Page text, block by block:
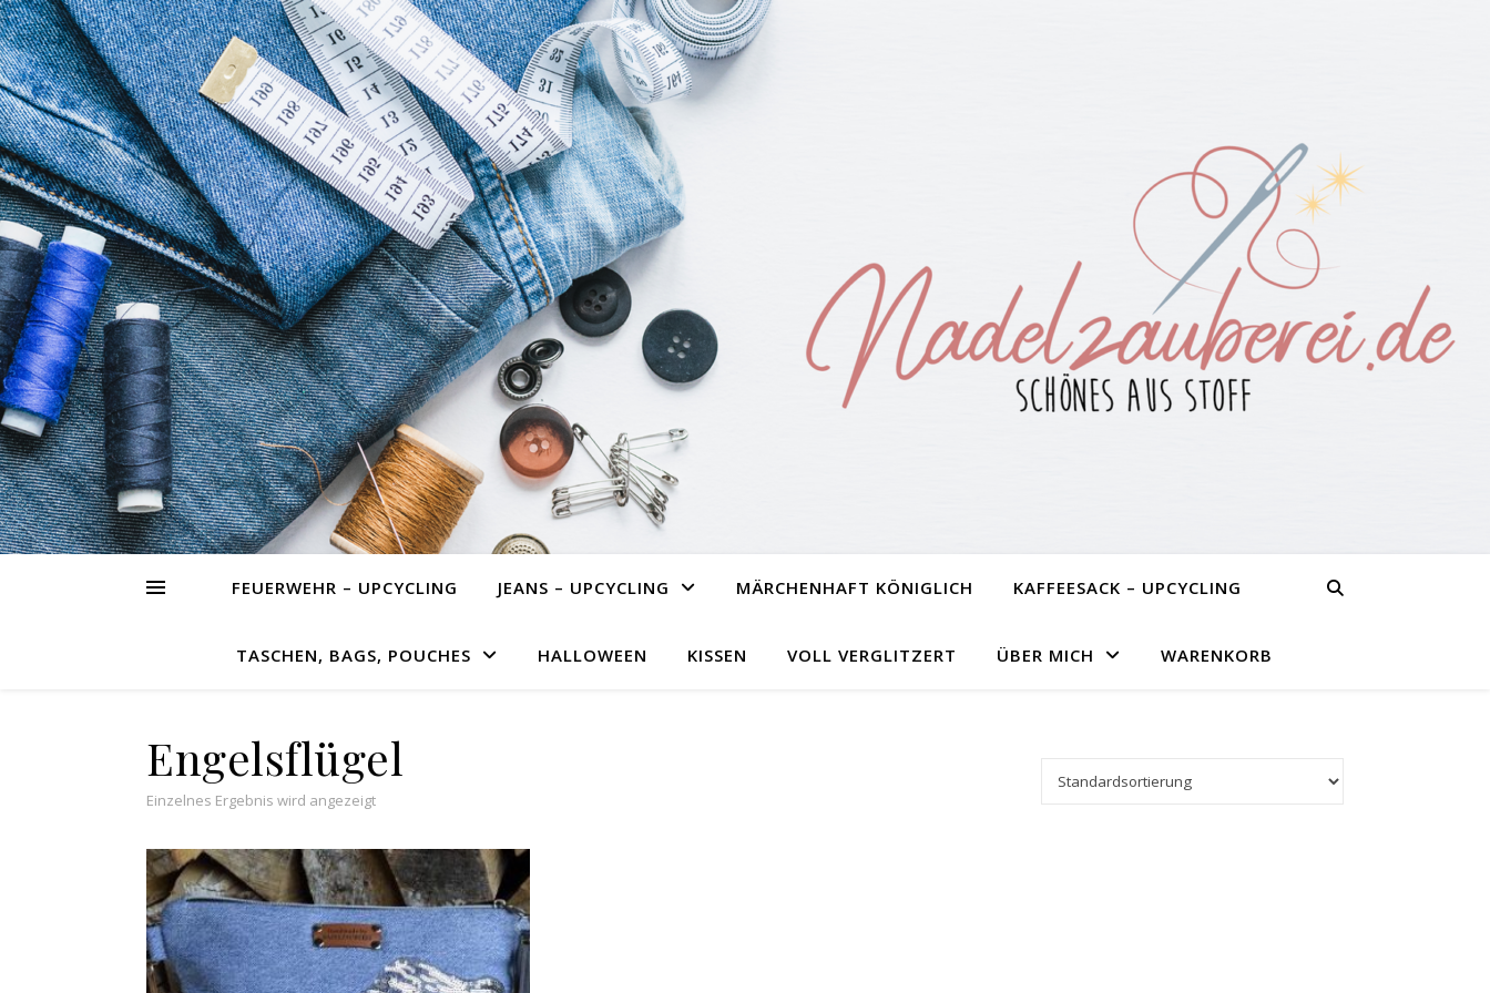
FEUERWEHR – UPCYCLING JEANS – UPCYCLING MÄRCHENHAFT KÖNIGLICH KAFFEESACK – UPCYCLING
TASCHEN, BAGS, POUCHES HALLOWEEN KISSEN VOLL VERGLITZERT ÜBER MICH WARENKORB
Engelsflügel
Einzelnes Ergebnis wird angezeigt